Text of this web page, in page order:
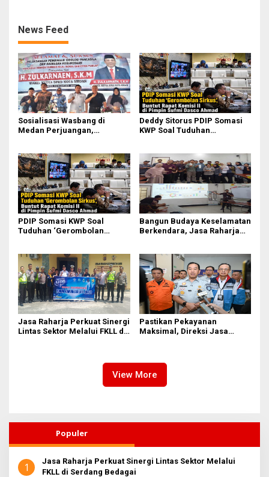
News Feed
Sosialisasi Wasbang di
Medan Perjuangan,
Anak
Deddy Sitorus PDIP Somasi
KWP Soal Tuduhan
Sufmi Dasco Ahmad
PDIP Somasi KWP Soal
Tuduhan ‘Gerombolan
Ahmad
Bangun Budaya Keselamatan
Berkendara, Jasa Raharja
Jasa Raharja Perkuat Sinergi
Lintas Sektor Melalui FKLL di
Pastikan Pekayanan
Maksimal, Direksi Jasa
View More
Populer
1
Jasa Raharja Perkuat Sinergi Lintas Sektor Melalui
FKLL di Serdang Bedagai